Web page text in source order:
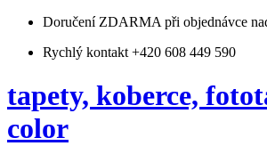
Doručení ZDARMA při objednávce
Rychlý kontakt +420 608 449 590
tapety, koberce,
color